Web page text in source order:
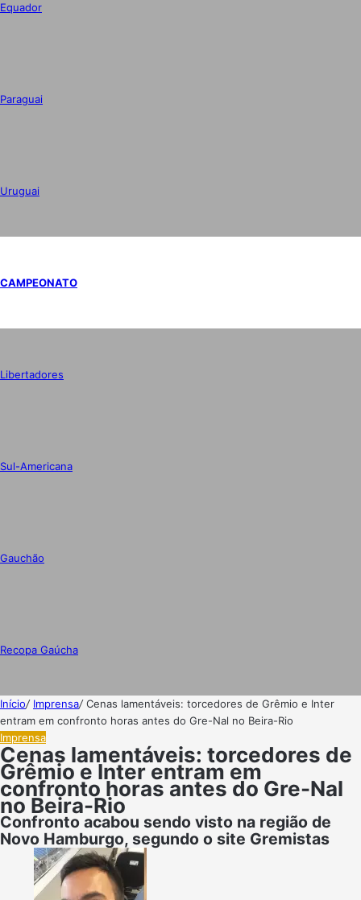
Equador
Paraguai
Uruguai
CAMPEONATO
Libertadores
Sul-Americana
Gauchão
Recopa Gaúcha
Início/ Imprensa/Cenas lamentáveis: torcedores de Grêmio e Inter
entram em confronto horas antes do Gre-Nal no Beira-Rio
Imprensa
Cenas lamentáveis: torcedores de
Grêmio e Inter entram em
confronto horas antes do Gre-Nal
no Beira-Rio
Confronto acabou sendo visto na região de
Novo Hamburgo, segundo o site Gremistas